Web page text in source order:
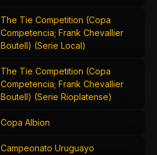
The Tie Competition (Copa
Competencia; Frank Chevallier
Boutell) (Serie Local)
The Tie Competition (Copa
Competencia; Frank Chevallier
Boutell) (Serie Rioplatense)
Copa Albion
Campeonato Uruguayo